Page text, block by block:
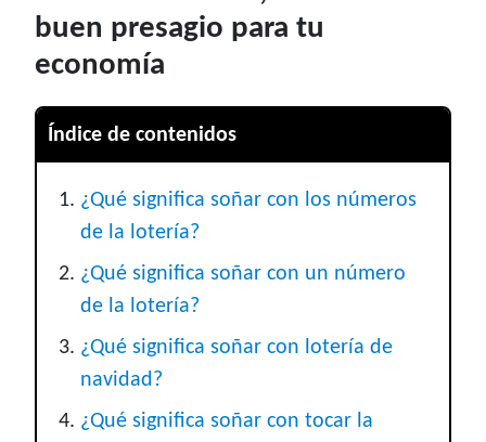
buen presagio para tu
economía
Índice de contenidos
¿Qué significa soñar con los números
de la lotería?
¿Qué significa soñar con un número
de la lotería?
¿Qué significa soñar con lotería de
navidad?
¿Qué significa soñar con tocar la